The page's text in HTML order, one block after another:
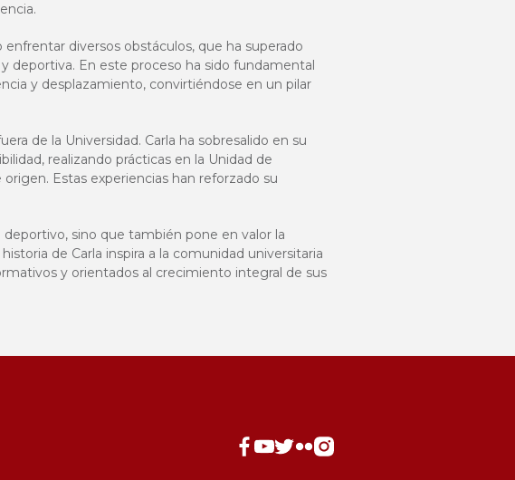
diversos obstáculos, que ha superado
deportiva. En este proceso ha sido fundamental
y desplazamiento, convirtiéndose en un pilar
de la Universidad. Carla ha sobresalido en su
realizando prácticas en la Unidad de
Estas experiencias han reforzado su
sino que también pone en valor la
de Carla inspira a la comunidad universitaria
y orientados al crecimiento integral de sus